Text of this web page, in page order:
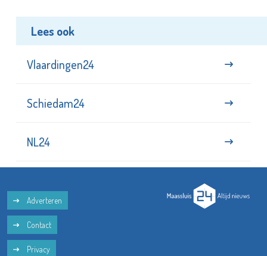
Lees ook
Vlaardingen24
Schiedam24
NL24
Adverteren
Contact
Privacy